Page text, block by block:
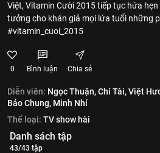
Việt, Vitamin Cười 2015 tiếp tục hứa
tưởng cho khán giả mọi lứa tuổi những
#vitamin_cuoi_2015
0 Bình luận Chia sẻ
Diễn viên: Ngọc Thuận,Chí Tài,Việt
Bảo Chung, Minh Nhí
Thể loại: TV show hài
Danh sách tập
43/43 tập